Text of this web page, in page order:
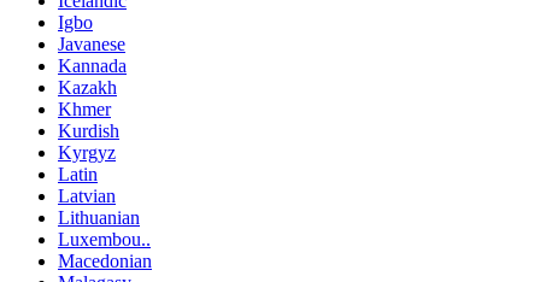
Igbo
Javanese
Kannada
Kazakh
Khmer
Kurdish
Kyrgyz
Latin
Latvian
Lithuanian
Luxembou..
Macedonian